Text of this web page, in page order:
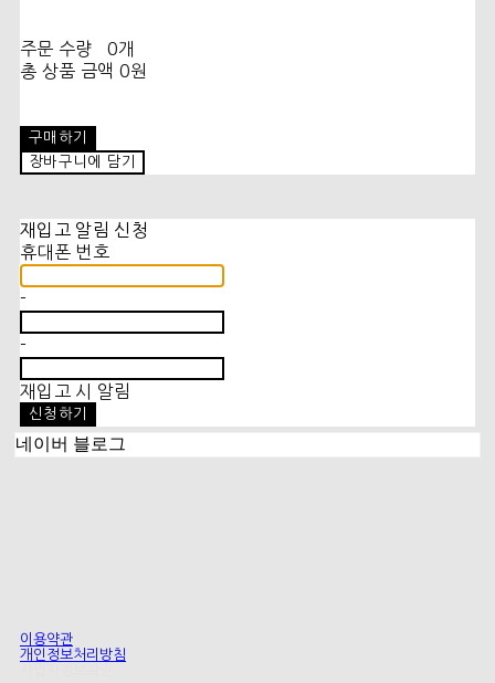
주문 수량
0개
총 상품 금액 0원
구매하기
장바구니에 담기
재입고 알림 신청
휴대폰 번호
-
-
재입고 시 알림
신청하기
네이버 블로그
이용약관
개인정보처리방침